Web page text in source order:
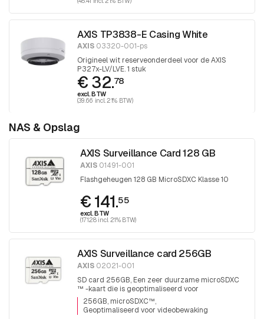
AXIS TP3838-E Casing White
AXIS 03320-001-ps
Origineel wit reserveonderdeel voor de AXIS
P327x-LV/LVE. 1 stuk
€ 32.78
excl. BTW
(39.66 incl. 21% BTW)
NAS & Opslag
AXIS Surveillance Card 128 GB
AXIS01491-001
Flashgeheugen 128 GB MicroSDXC Klasse 10
€ 141.55
excl. BTW
(171.28 incl. 21% BTW)
AXIS Surveillance card 256GB
AXIS 02021-001
SD card 256GB, Een zeer duurzame microSDXC
™ -kaart die is geoptimaliseerd voor
videobewaking.
256GB, microSDXC™
Geoptimaliseerd voor videobewaking